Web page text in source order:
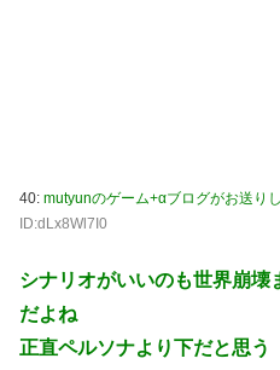
40: mutyunのゲーム+αブログがお送りし
ID:dLx8Wl7I0
シナリオがいいのも世界崩壊
だよね
正直ペルソナより下だと思う